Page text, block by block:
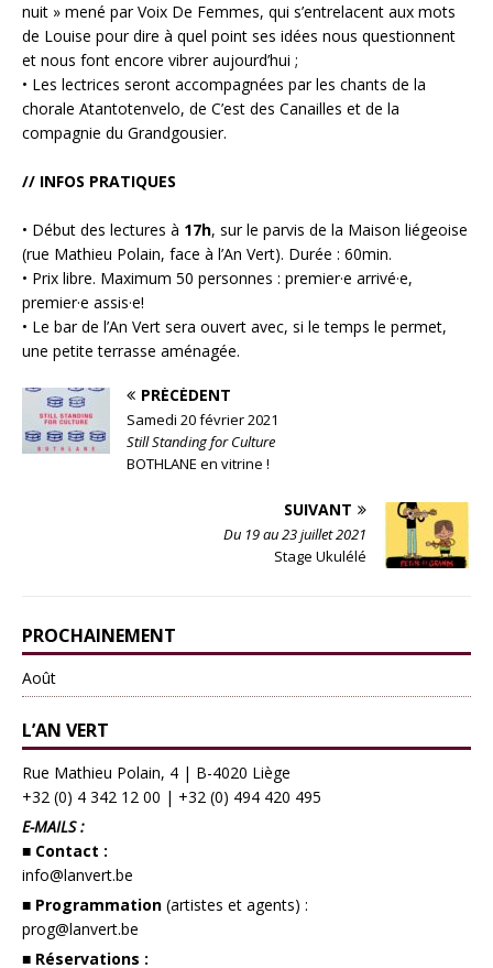
nuit » mené par Voix De Femmes, qui s’entrelacent aux mots
de Louise pour dire à quel point ses idées nous questionnent
et nous font encore vibrer aujourd’hui ;
• Les lectrices seront accompagnées par les chants de la
chorale Atantotenvelo, de C’est des Canailles et de la
compagnie du Grandgousier.
// INFOS PRATIQUES
• Début des lectures à 17h, sur le parvis de la Maison liégeoise
(rue Mathieu Polain, face à l’An Vert). Durée : 60min.
• Prix libre. Maximum 50 personnes : premier·e arrivé·e,
premier·e assis·e!
• Le bar de l’An Vert sera ouvert avec, si le temps le permet,
une petite terrasse aménagée.
PRÉCÉDENT
Samedi 20 février 2021
Still Standing for Culture
BOTHLANE en vitrine !
SUIVANT
Du 19 au 23 juillet 2021
Stage Ukulélé
PROCHAINEMENT
Août
L’AN VERT
Rue Mathieu Polain, 4 | B-4020 Liège
+32 (0) 4 342 12 00 | +32 (0) 494 420 495
E-MAILS :
■ Contact :
info@lanvert.be
■ Programmation (artistes et agents) :
prog@lanvert.be
■ Réservations :